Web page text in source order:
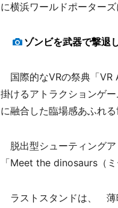
に横浜ワールドポーターズ
ゾンビを武器で撃退
国際的なVRの祭典「VR
掛けるアトラクションゲ
に融合した臨場感あふれ
脱出型シューティング
「Meet the dinosaurs（
ラストスタンドは、 薄